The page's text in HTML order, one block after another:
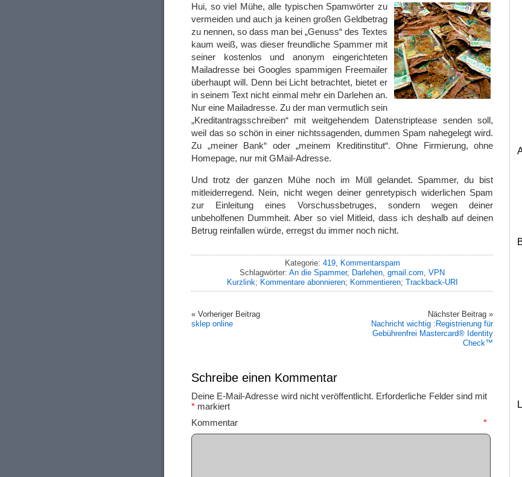
Hui, so viel Mühe, alle typischen Spamwörter zu
vermeiden und auch ja keinen großen Geldbetrag
zu nennen, so dass man bei „Genuss“ des Textes
kaum weiß, was dieser freundliche Spammer mit
seiner kostenlos und anonym eingerichteten
Mailadresse bei Googles spammigen Freemailer
überhaupt will. Denn bei Licht betrachtet, bietet er
in seinem Text nicht einmal mehr ein Darlehen an.
Nur eine Mailadresse. Zu der man vermutlich sein
„Kreditantragsschreiben“ mit weitgehendem Datenstriptease senden soll,
weil das so schön in einer nichtssagenden, dummen Spam nahegelegt wird.
Zu „meiner Bank“ oder „meinem Kreditinstitut“. Ohne Firmierung, ohne
Homepage, nur mit GMail-Adresse.
Und trotz der ganzen Mühe noch im Müll gelandet. Spammer, du bist
mitleiderregend. Nein, nicht wegen deiner genretypisch widerlichen Spam
zur Einleitung eines Vorschussbetruges, sondern wegen deiner
unbeholfenen Dummheit. Aber so viel Mitleid, dass ich deshalb auf deinen
Betrug reinfallen würde, erregst du immer noch nicht.
Kategorie: 419, Kommentarspam
Schlagwörter: An die Spammer, Darlehen, gmail.com, VPN
Kurzlink; Kommentare abonnieren; Kommentieren; Trackback-URI
« Vorheriger Beitrag
sklep online
Nächster Beitrag »
Nachricht wichtig :Registrierung für
Gebührenfrei Mastercard® Identity
Check™
Schreibe einen Kommentar
Deine E-Mail-Adresse wird nicht veröffentlicht. Erforderliche Felder sind mit
* markiert
Kommentar *